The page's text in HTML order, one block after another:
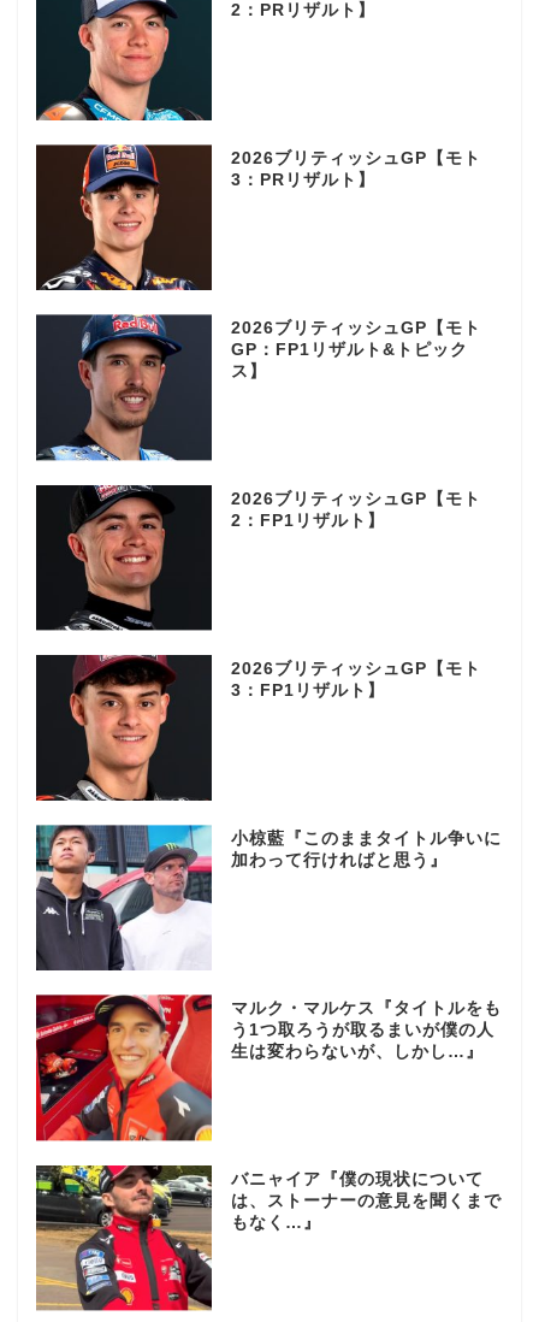
2：PRリザルト】
2026ブリティッシュGP【モト
3：PRリザルト】
2026ブリティッシュGP【モト
GP：FP1リザルト&トピック
ス】
2026ブリティッシュGP【モト
2：FP1リザルト】
2026ブリティッシュGP【モト
3：FP1リザルト】
小椋藍『このままタイトル争いに
加わって行ければと思う』
マルク・マルケス『タイトルをも
う1つ取ろうが取るまいが僕の人
生は変わらないが、しかし…』
バニャイア『僕の現状について
は、ストーナーの意見を聞くまで
もなく…』